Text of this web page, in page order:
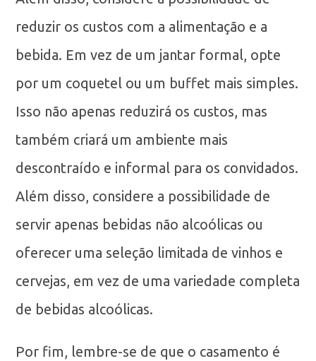
reduzir os custos com a alimentação e a
bebida. Em vez de um jantar formal, opte
por um coquetel ou um buffet mais simples.
Isso não apenas reduzirá os custos, mas
também criará um ambiente mais
descontraído e informal para os convidados.
Além disso, considere a possibilidade de
servir apenas bebidas não alcoólicas ou
oferecer uma seleção limitada de vinhos e
cervejas, em vez de uma variedade completa
de bebidas alcoólicas.
Por fim, lembre-se de que o casamento é